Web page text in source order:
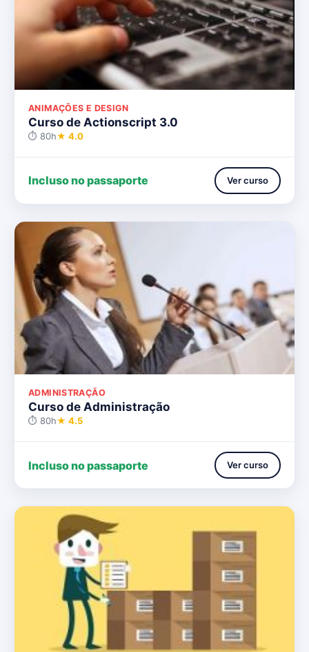
ANIMAÇÕES E DESIGN
Curso de Actionscript 3.0
⏱ 80h★ 4.0
Incluso no passaporte Ver curso
ADMINISTRAÇÃO
Curso de Administração
⏱ 80h★ 4.5
Incluso no passaporte Ver curso